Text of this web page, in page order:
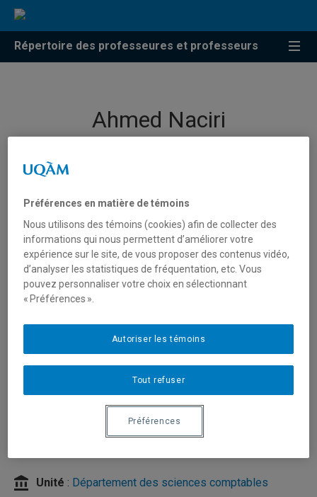
Répertoire des professeures et professeurs
Ahmed Naciri
Unité : Département des sciences comptables
Préférences en matière de témoins
Nous utilisons des témoins (cookies) afin de collecter des
informations qui nous permettent d’améliorer votre
expérience sur le site, de vous proposer des contenus vidéo,
d’analyser les statistiques de fréquentation, etc. Vous
pouvez personnaliser votre choix en sélectionnant
« Préférences ».
Tout refuser
Autoriser les témoins
Préférences